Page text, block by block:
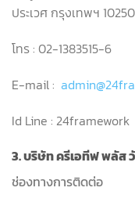
ประเวศ กรุงเทพฯ 10250
โทร : 02-1383515-6
E-mail :
Id Line : 24framework
3. บริษัท ครีเอทีฟ พลัส
ช่องทางการติดต่อ